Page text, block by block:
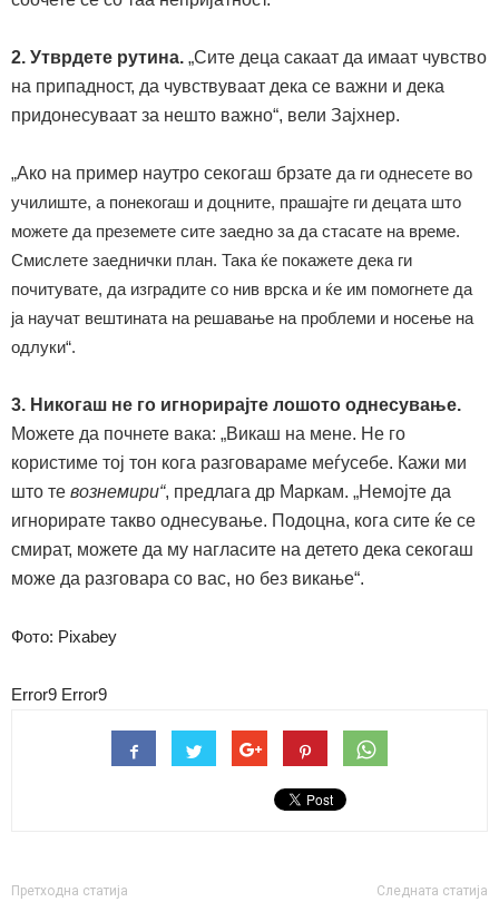
2. Утврдете рутина. „Сите деца сакаат да имаат чувство
на припадност, да чувствуваат дека се важни и дека
придонесуваат за нешто важно“, вели Зајхнер.
„Ако на пример наутро секогаш брзате да ги однесете во
училиште, а понекогаш и доцните, прашајте ги децата што
можете да преземете сите заедно за да стасате на време.
Смислете заеднички план. Така ќе покажете дека ги
почитувате, да изградите со нив врска и ќе им помогнете да
ја научат вештината на решавање на проблеми и носење на
одлуки“.
3. Никогаш не го игнорирајте лошото однесување.
Можете да почнете вака: „Викаш на мене. Не го
користиме тој тон кога разговараме меѓусебе. Кажи ми
што те вознемири“, предлага др Маркам. „Немојте да
игнорирате такво однесување. Подоцна, кога сите ќе се
смират, можете да му нагласите на детето дека секогаш
може да разговара со вас, но без викање“.
Фото: Pixabey
Error9 Error9
Претходна статија Следната статија